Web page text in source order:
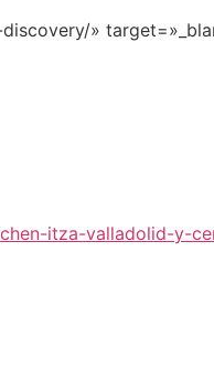
»
itza-valladolid-y-